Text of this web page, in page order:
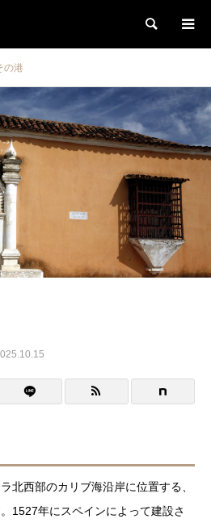
検索
の港
北西部のカリブ海沿岸に位置する、
1527年にスペインによって建設さ